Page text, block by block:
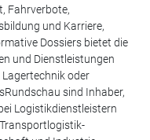
Fahrverbote,
und Karriere,
Dossiers bietet die
und Dienstleistungen
Lagertechnik oder
sind Inhaber,
Logistikdienstleistern